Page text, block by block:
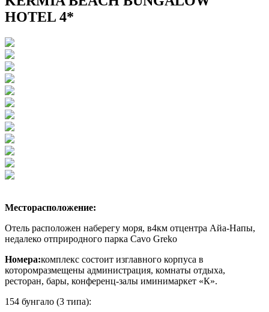
HOTEL 4*
Месторасположение:
Отель расположен наберегу моря, в4км отцентра Айа-Напы,
недалеко отприродного парка Cavo Greko
Номера:комплекс состоит изглавного корпуса в
которомразмещены администрация, комнаты отдыха,
ресторан, бары, конференц-залы иминимаркет «К».
154 бунгало (3 типа):